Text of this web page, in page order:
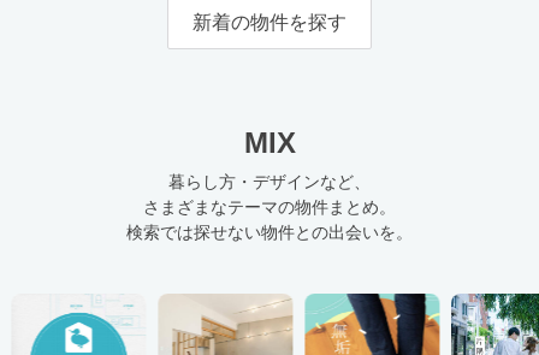
新着の物件を探す
MIX
暮らし方・デザインなど、
さまざまなテーマの物件まとめ。
検索では探せない物件との出会いを。